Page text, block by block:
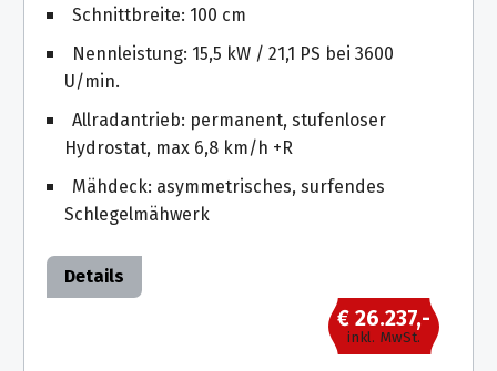
Schnittbreite: 100 cm
Nennleistung: 15,5 kW / 21,1 PS bei 3600
U/min.
Allradantrieb: permanent, stufenloser
Hydrostat, max 6,8 km/h +R
Mähdeck: asymmetrisches, surfendes
Schlegelmähwerk
Details
€ 26.237,-
inkl. MwSt.